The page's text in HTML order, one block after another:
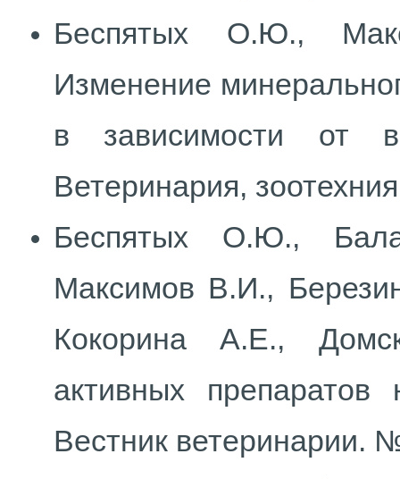
Беспятых О.Ю.,
Изменение
в зависимости от
Ветеринария,
Беспятых О.Ю.,
Максимов В.И.,
Кокорина А.Е.,
активных
Вестник ветеринарии.